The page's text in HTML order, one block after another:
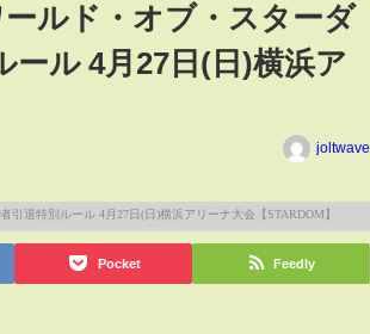
ールド・オブ・スターダ
ール 4月27日(日)横浜ア
joltwave
Pocket Feedly